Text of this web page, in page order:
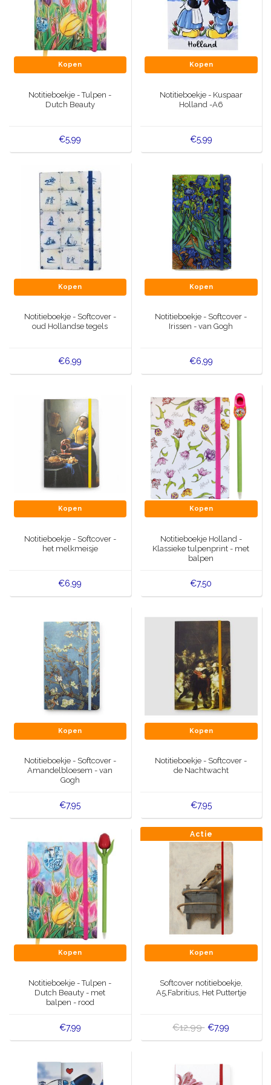
Kopen
Notitieboekje - Tulpen -
Dutch Beauty
€5,99
Kopen
Notitieboekje - Kuspaar
Holland -A6
€5,99
Kopen
Notitieboekje - Softcover -
oud Hollandse tegels
€6,99
Kopen
Notitieboekje - Softcover -
Irissen - van Gogh
€6,99
Kopen
Notitieboekje - Softcover -
het melkmeisje
€6,99
Kopen
Notitieboekje Holland -
Klassieke tulpenprint - met
balpen
€7,50
Kopen
Notitieboekje - Softcover -
Amandelbloesem - van
Gogh
€7,95
Kopen
Notitieboekje - Softcover -
de Nachtwacht
€7,95
Kopen
Notitieboekje - Tulpen -
Dutch Beauty - met
balpen - rood
€7,99
Actie
Kopen
Softcover notitieboekje,
A5,Fabritius, Het Puttertje
€12,99 €7,99